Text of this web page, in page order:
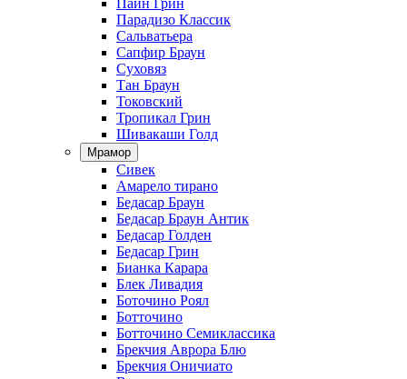
Пайн Грин
Парадизо Классик
Сальватьера
Сапфир Браун
Суховяз
Тан Браун
Токовский
Тропикал Грин
Шивакаши Голд
Мрамор
Сивек
Амарело тирано
Бедасар Браун
Бедасар Браун Антик
Бедасар Голден
Бедасар Грин
Бианка Карара
Блек Ливадия
Боточино Роял
Ботточино
Ботточино Семиклассика
Брекчия Аврора Блю
Брекчия Оничиато